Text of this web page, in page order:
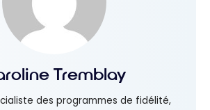
Tremblay
des programmes de fidélité,